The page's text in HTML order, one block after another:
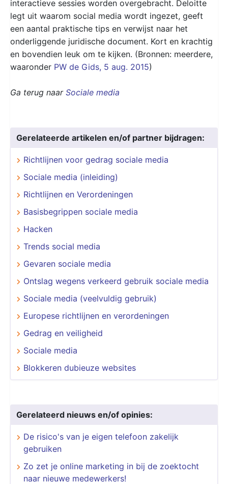
interactieve sessies worden overgebracht. Deloitte
legt uit waarom social media wordt ingezet, geeft
een aantal praktische tips en verwijst naar het
onderliggende juridische document. Kort en krachtig
en bovendien leuk om te kijken. (Bronnen: meerdere,
waaronder PW de Gids, 5 aug. 2015)
Ga terug naar Sociale media
Gerelateerde artikelen en/of partner bijdragen:
Richtlijnen voor gedrag sociale media
Sociale media (inleiding)
Richtlijnen en Verordeningen
Basisbegrippen sociale media
Hacken
Trends social media
Gevaren sociale media
Ontslag wegens verkeerd gebruik sociale media
Sociale media (veelvuldig gebruik)
Europese richtlijnen en verordeningen
Gedrag en veiligheid
Sociale media
Blokkeren dubieuze websites
Gerelateerd nieuws en/of opinies:
De risico's van je eigen telefoon zakelijk
gebruiken
Zo zet je online marketing in bij de zoektocht
naar nieuwe medewerkers!